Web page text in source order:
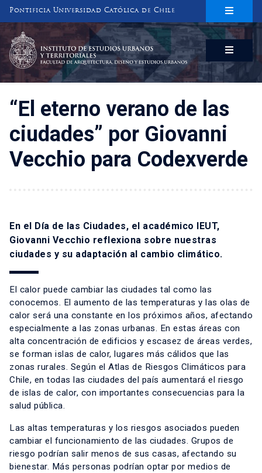
Pontificia Universidad Católica de Chile
INSTITUTO DE ESTUDIOS URBANOS
Y TERRITORIALES
FACULTAD DE ARQUITECTURA, DISEÑO Y ESTUDIOS URBANOS
“El eterno verano de las
ciudades” por Giovanni
Vecchio para Codexverde
En el Día de las Ciudades, el académico IEUT,
Giovanni Vecchio reflexiona sobre nuestras
ciudades y su adaptación al cambio climático.
El calor puede cambiar las ciudades tal como las
conocemos. El aumento de las temperaturas y las olas de
calor será una constante en los próximos años, afectando
especialmente a las zonas urbanas. En estas áreas con
alta concentración de edificios y escasez de áreas verdes,
se forman islas de calor, lugares más cálidos que las
zonas rurales. Según el Atlas de Riesgos Climáticos para
Chile, en todas las ciudades del país aumentará el riesgo
de islas de calor, con importantes consecuencias para la
salud pública.
Las altas temperaturas y los riesgos asociados pueden
cambiar el funcionamiento de las ciudades. Grupos de
riesgo podrían salir menos de sus casas, afectando su
bienestar. Más personas podrían optar por medios de